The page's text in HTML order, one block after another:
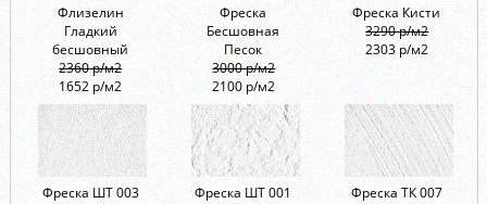
Флизелин
Гладкий
бесшовный
2360 р/м2
1652 р/м2
Фреска
Бесшовная
Песок
3000 р/м2
2100 р/м2
Фреска Кисти
3290 р/м2
2303 р/м2
Фреска ШТ 003
Фреска ШТ 001
Фреска ТК 007